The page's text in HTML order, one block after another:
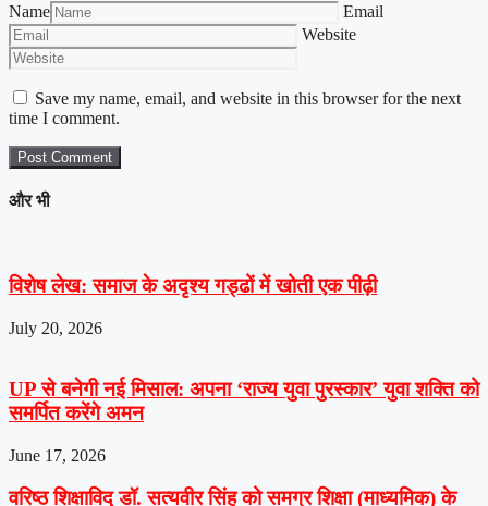
Name
Email
Website
Save my name, email, and website in this browser for the next
time I comment.
और भी
विशेष लेख: समाज के अदृश्य गड्ढों में खोती एक पीढ़ी
July 20, 2026
UP से बनेगी नई मिसाल: अपना ‘राज्य युवा पुरस्कार’ युवा शक्ति को
समर्पित करेंगे अमन
June 17, 2026
वरिष्ठ शिक्षाविद् डॉ. सत्यवीर सिंह को समग्र शिक्षा (माध्यमिक) के